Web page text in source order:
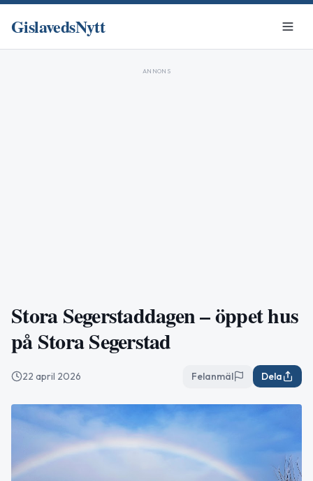
GislavedsNytt
ANNONS
Stora Segerstaddagen – öppet hus
på Stora Segerstad
22 april 2026 Felanmäl Dela